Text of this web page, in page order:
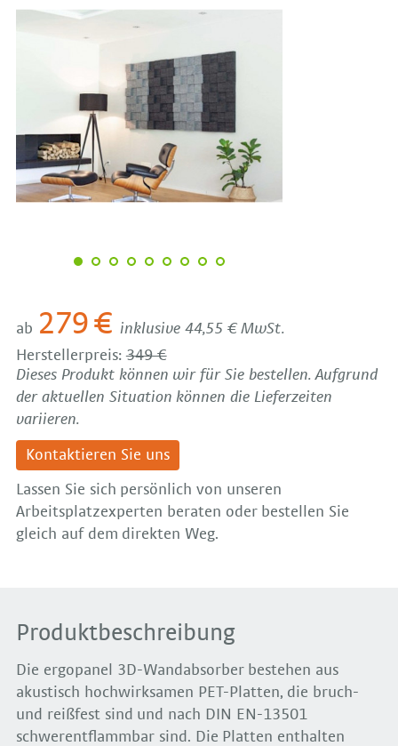
ab 279 € inklusive 44,55 € MwSt.
Herstellerpreis:349 €
Dieses Produkt können wir für Sie bestellen. Aufgrund
der aktuellen Situation können die Lieferzeiten
variieren.
Kontaktieren Sie uns
Lassen Sie sich persönlich von unseren
Arbeitsplatzexperten beraten oder bestellen Sie
gleich auf dem direkten Weg.
Produktbeschreibung
Die ergopanel 3D-Wandabsorber bestehen aus
akustisch hochwirksamen PET-Platten, die bruch-
und reißfest sind und nach DIN EN-13501
schwerentflammbar sind. Die Platten enthalten